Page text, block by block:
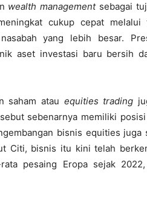
wealth managementsebagai
cukup cepat melalui
yang lebih besar.
aset investasi baru bersih
saham atau equities trading
sebenarnya memiliki
bisnis equities
Citi, bisnis itu kini telah
pesaing Eropa sejak